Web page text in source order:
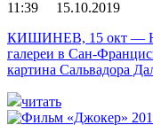
11:39 15.10.2019
КИШИНЕВ, 15 окт —
галереи в Сан-
картина Сальвадора
читать